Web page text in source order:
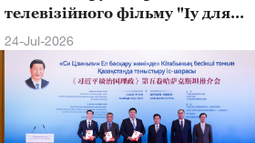
телевізійного фільму "Іу для
світу-Сі Цзіньпін піклується про
розвиток Іу"
24-Jul-2026